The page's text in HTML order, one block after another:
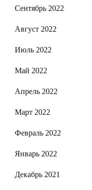
Сентябрь 2022
Август 2022
Июль 2022
Май 2022
Апрель 2022
Март 2022
Февраль 2022
Январь 2022
Декабрь 2021